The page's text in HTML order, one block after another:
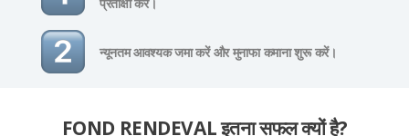
न्यूनतम आवश्यक जमा करें और मुनाफा कमाना शुरू करें।
FOND RENDEVAL इतना सफल क्यों है?